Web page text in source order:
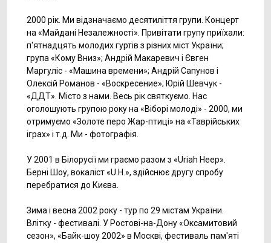
2000 рік. Ми відзначаємо десятиліття групи. Концерт
на «Майдані Незалежності». Привітати групу приїхали:
п'ятнадцять молодих гуртів з різних міст України;
група «Кому Вниз»; Андрій Макаревич і Євген
Маргуліс - «Машина времени»; Андрій Сапунов і
Олексій Романов - «Воскресение»; Юрій Шевчук -
«ДДТ». Місто з нами. Весь рік святкуємо. Нас
оголошують групою року на «Віборі молоді» - 2000, ми
отримуємо «Золоте перо Жар-птиці» на «Таврійських
іграх» і т.д. Ми - фотографія.
У 2001 в Білорусії ми граємо разом з «Uriah Heep».
Берні Шоу, вокаліст «U.H.», здійснює другу спробу
перебратися до Києва.
Зима і весна 2002 року - тур по 29 містам України.
Влітку - фестивалі. У Ростові-на-Дону «Оксамитовий
сезон», «Байк-шоу 2002» в Москві, фестиваль пам'яті